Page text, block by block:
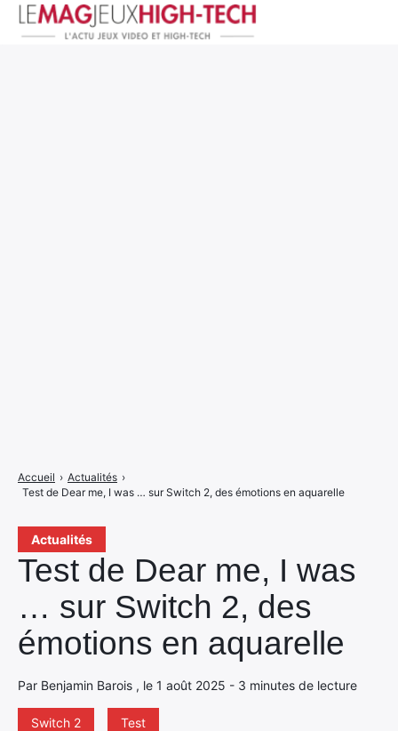
Actualités
Test de Dear me, I was
… sur Switch 2, des
émotions en aquarelle
Par Benjamin Barois , le 1 août 2025 - 3 minutes de lecture
Switch 2 Test
Accueil › Actualités ›
Test de Dear me, I was … sur Switch 2, des émotions en aquarelle